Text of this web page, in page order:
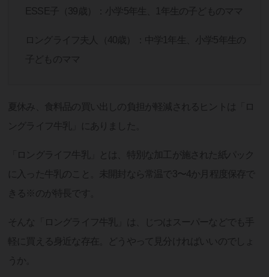
夏休み、食料品の買い出しの負担が軽減されるヒントは「ロ
ングライフ牛乳」にありました。
「ロングライフ牛乳」とは、特別な加工が施された紙パック
に入った牛乳のこと。未開封なら常温で3〜4か月程度保存で
きる※のが特長です。
そんな「ロングライフ牛乳」は、じつはスーパーなどでも手
軽に買える身近な存在。どうやって見分ければいいのでしょ
うか。